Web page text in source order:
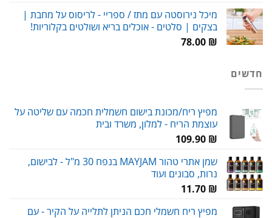
היה:
155.00 ₪.
הוא:
119.00 ₪.
מיכל נירוסטה עם מתז / ספריי - לריסוס על מחבת |
בצקים | סלטים - אוכלים בריא ושולטים בקלוריות!
78.00 ₪
חדשים
מפיץ ריח/מכונת בישום חשמלית חכמה עם שליטה על
עוצמת הריח - למלון, משרד ובית
109.90 ₪
שמן אתרי טהור MAYJAM בנפח 30 מ"ל - לבישום,
נרות, סבונים ועוד
11.70 ₪
מפיץ ריח חשמלי חכם הניתן לתלייה על הקיר - עם